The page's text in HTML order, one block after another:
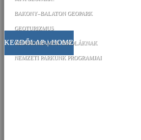
KEZDŐLAP | HOME
BAKONY–BALATON GEOPARK
GEOTURIZMUS
GEOPROGRAMOK ISKOLÁKNAK
NEMZETI PARKUNK PROGRAMJAI